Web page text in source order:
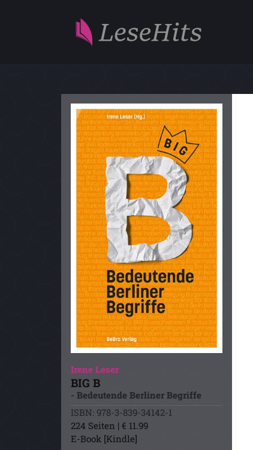
Irene Leser
BIG B
- Bedeutende Berliner Begriffe
ISBN: 978-3-839-34142-1
224 Seiten | € 11.99
E-Book [Kindle]